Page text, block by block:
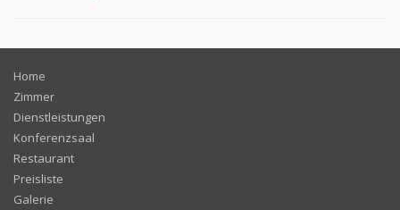
Home
Zimmer
Dienstleistungen
Konferenzsaal
Restaurant
Preisliste
Galerie